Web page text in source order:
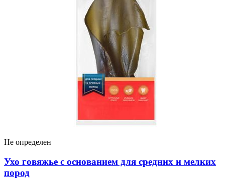
Не определен
Ухо говяжье с основанием для средних и мелких
пород